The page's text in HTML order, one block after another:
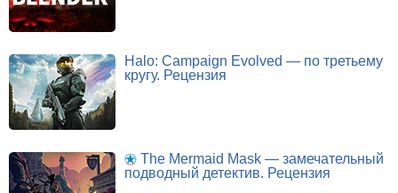
Halo: Campaign Evolved — по третьему
кругу. Рецензия
The Mermaid Mask — замечательный
подводный детектив. Рецензия